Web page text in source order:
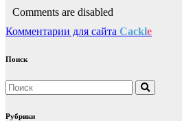
Comments are disabled
Комментарии для сайта Cackle
Поиск
Рубрики